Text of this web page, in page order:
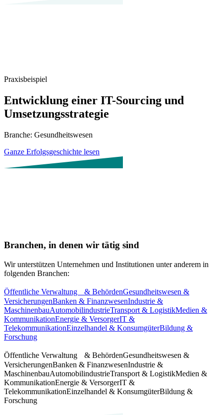
Praxisbeispiel
Entwicklung einer IT-­Sourcing und
Umsetzungs­strategie
Branche: Gesundheitswesen
Ganze Erfolgsgeschichte lesen
Branchen, in denen wir tätig sind
Wir unterstützen Unternehmen und Institutionen unter anderem in
folgenden Branchen:
Öffentliche Verwaltung & BehördenGesundheitswesen &
VersicherungenBanken & FinanzwesenIndustrie &
MaschinenbauAutomobilindustrieTransport & LogistikMedien &
KommunikationEnergie & VersorgerIT &
TelekommunikationEinzelhandel & KonsumgüterBildung &
Forschung
Öffentliche Verwaltung & BehördenGesundheitswesen &
VersicherungenBanken & FinanzwesenIndustrie &
MaschinenbauAutomobilindustrieTransport & LogistikMedien &
KommunikationEnergie & VersorgerIT &
TelekommunikationEinzelhandel & KonsumgüterBildung &
Forschung